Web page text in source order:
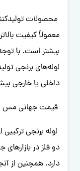
محصولات
معمولاً کیفیت
بیشتر است. با
لوله‌های برنجی
داخلی یا خارجی
قیمت جهانی مس و
لوله برنجی
دو فلز در
دارد. همچنین از